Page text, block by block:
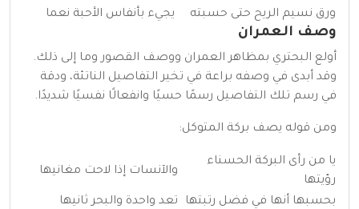
ورق نسيم الريح حتى حسبته
يجيء بأنفاس الأحبة نعما
وصف العمران
أولع البحتري بمظاهر العمران ووصف القصور وما إلى ذلك.
وقد أبدى في وصفه براعة في تخير التفاصيل الناتئة، ودقة
في رسم تلك التفاصيل رسمًا حسيًا وانفعالًا نفسيًا شديدًا.
ومن قوله يصف بركة المتوكل:
يا من رأى البركة الحسناء
رؤيتها
والآنسات إذا لاحت مغانيها
بحسبها أنها في فضل رتبتها تعد واحدة والبحر ثانيها